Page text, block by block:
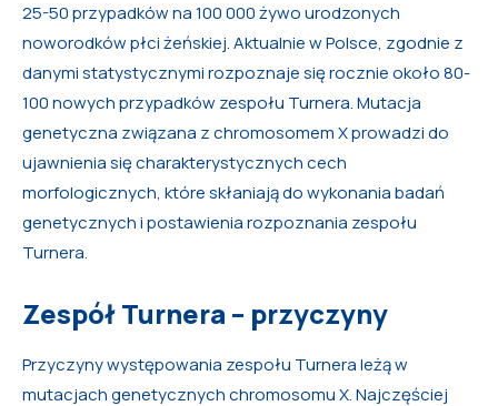
25-50 przypadków na 100 000 żywo urodzonych
noworodków płci żeńskiej. Aktualnie w Polsce, zgodnie z
danymi statystycznymi rozpoznaje się rocznie około 80-
100 nowych przypadków zespołu Turnera. Mutacja
genetyczna związana z chromosomem X prowadzi do
ujawnienia się charakterystycznych cech
morfologicznych, które skłaniają do wykonania badań
genetycznych i postawienia rozpoznania zespołu
Turnera.
Zespół Turnera – przyczyny
Przyczyny występowania zespołu Turnera leżą w
mutacjach genetycznych chromosomu X. Najczęściej